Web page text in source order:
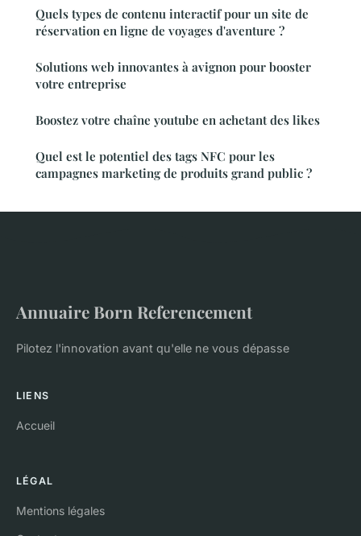
Quels types de contenu interactif pour un site de
réservation en ligne de voyages d'aventure ?
Solutions web innovantes à avignon pour booster
votre entreprise
Boostez votre chaîne youtube en achetant des likes
Quel est le potentiel des tags NFC pour les
campagnes marketing de produits grand public ?
Annuaire Born Referencement
Pilotez l'innovation avant qu'elle ne vous dépasse
LIENS
Accueil
LÉGAL
Mentions légales